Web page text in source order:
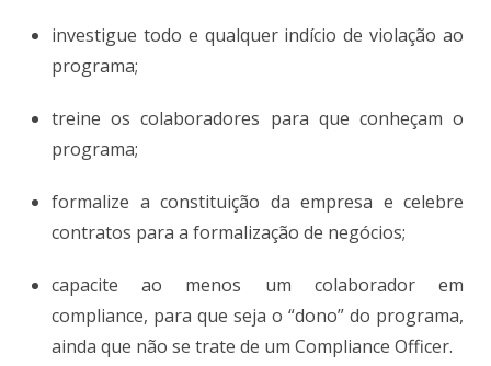
investigue todo e qualquer indício de violação ao
programa;
treine os colaboradores para que conheçam o
programa;
formalize a constituição da empresa e celebre
contratos para a formalização de negócios;
capacite ao menos um colaborador em
compliance, para que seja o “dono” do programa,
ainda que não se trate de um Compliance Officer.